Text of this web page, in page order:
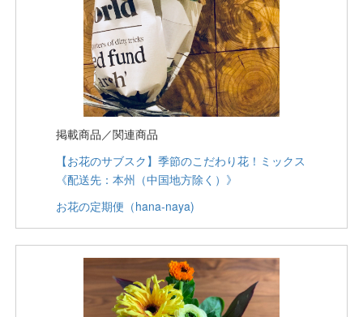
掲載商品／関連商品
【お花のサブスク】季節のこだわり花！ミックス
《配送先：本州（中国地方除く）》
お花の定期便（hana-naya)